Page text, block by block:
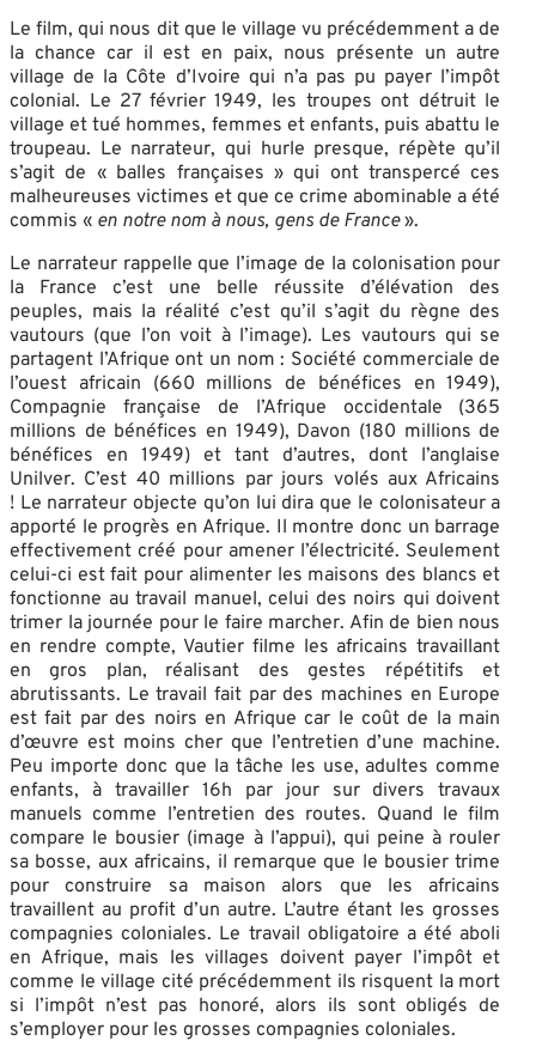
Le film, qui nous dit que le village vu précédemment a de
la chance car il est en paix, nous présente un autre
village de la Côte d’Ivoire qui n’a pas pu payer l’impôt
colonial. Le 27 février 1949, les troupes ont détruit le
village et tué hommes, femmes et enfants, puis abattu le
troupeau. Le narrateur, qui hurle presque, répète qu’il
s’agit de « balles françaises » qui ont transpercé ces
malheureuses victimes et que ce crime abominable a été
commis « en notre nom à nous, gens de France».
Le narrateur rappelle que l’image de la colonisation pour
la France c’est une belle réussite d’élévation des
peuples, mais la réalité c’est qu’il s’agit du règne des
vautours (que l’on voit à l’image). Les vautours qui se
partagent l’Afrique ont un nom : Société commerciale de
l’ouest africain (660 millions de bénéfices en 1949),
Compagnie française de l’Afrique occidentale (365
millions de bénéfices en 1949), Davon (180 millions de
bénéfices en 1949) et tant d’autres, dont l’anglaise
Unilver. C’est 40 millions par jours volés aux Africains
! Le narrateur objecte qu’on lui dira que le colonisateur a
apporté le progrès en Afrique. Il montre donc un barrage
effectivement créé pour amener l’électricité. Seulement
celui-ci est fait pour alimenter les maisons des blancs et
fonctionne au travail manuel, celui des noirs qui doivent
trimer la journée pour le faire marcher. Afin de bien nous
en rendre compte, Vautier filme les africains travaillant
en gros plan, réalisant des gestes répétitifs et
abrutissants. Le travail fait par des machines en Europe
est fait par des noirs en Afrique car le coût de la main
d’œuvre est moins cher que l’entretien d’une machine.
Peu importe donc que la tâche les use, adultes comme
enfants, à travailler 16h par jour sur divers travaux
manuels comme l’entretien des routes. Quand le film
compare le bousier (image à l’appui), qui peine à rouler
sa bosse, aux africains, il remarque que le bousier trime
pour construire sa maison alors que les africains
travaillent au profit d’un autre. L’autre étant les grosses
compagnies coloniales. Le travail obligatoire a été aboli
en Afrique, mais les villages doivent payer l’impôt et
comme le village cité précédemment ils risquent la mort
si l’impôt n’est pas honoré, alors ils sont obligés de
s’employer pour les grosses compagnies coloniales.